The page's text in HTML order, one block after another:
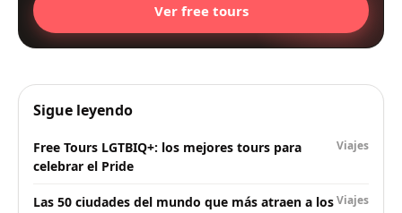
Ver free tours
Sigue leyendo
Free Tours LGTBIQ+: los mejores tours para
celebrar el Pride
Viajes
Las 50 ciudades del mundo que más atraen a losViajes